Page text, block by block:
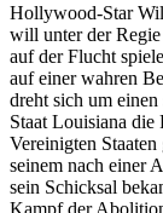
Hollywood-Star
will unter der
auf der Flucht
auf einer wahren
dreht sich um
Staat Louisiana
Vereinigten
seinem nach einer
sein Schicksal
Kampf der